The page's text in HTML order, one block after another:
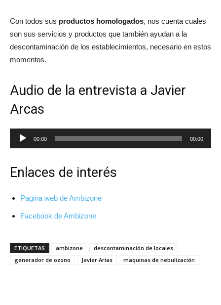
Con todos sus productos homologados, nos cuenta cuales
son sus servicios y productos que también ayudan a la
descontaminación de los establecimientos, necesario en estos
momentos.
Audio de la entrevista a Javier
Arcas
Reproductor
de
00:00 00:00
Enlaces de interés
Pagina web de Ambizone
Facebook de Ambizone
ETIQUETAS ambizone
descontaminación de locales
generador de ozono
Javier Arias maquinas de nebulización